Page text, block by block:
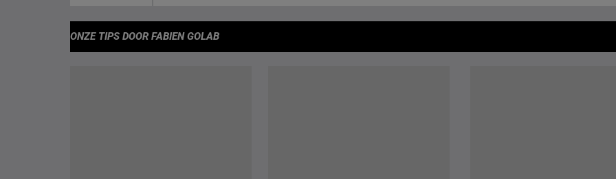
ONZE TIPS DOOR FABIEN GOLAB